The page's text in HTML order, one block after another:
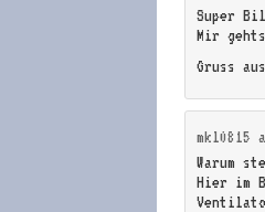
Super
Mir
Gruss
mkl0815
Warum
Hier im